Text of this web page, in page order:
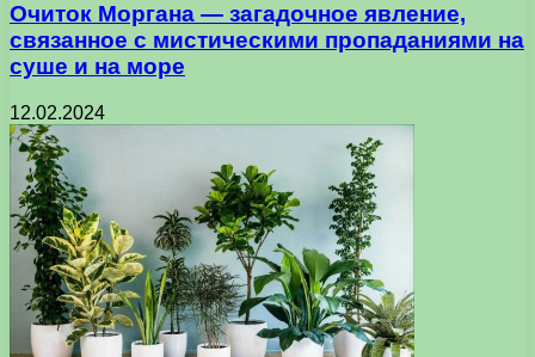
Очиток Моргана — загадочное явление,
связанное с мистическими пропаданиями на
суше и на море
12.02.2024